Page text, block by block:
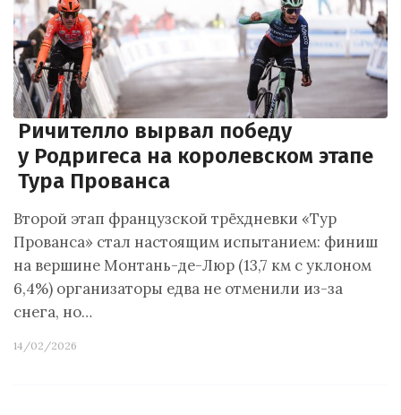
Ричителло вырвал победу
у Родригеса на королевском этапе
Тура Прованса
Второй этап французской трёхдневки «Тур
Прованса» стал настоящим испытанием: финиш
на вершине Монтань-де-Люр (13,7 км с уклоном
6,4%) организаторы едва не отменили из-за
снега, но…
14/02/2026